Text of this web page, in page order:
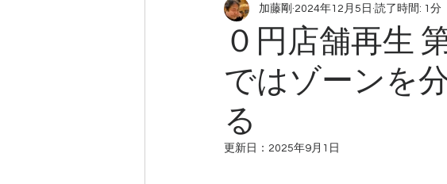
０円店舗再生
ではゾーンを
る
加藤剛 2024年12月5日 読了時間: 1分
更新日： 2025年9月1日